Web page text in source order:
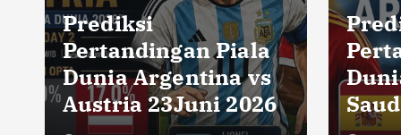
Prediksi
Pertandingan Piala
Dunia Argentina vs
Austria 23Juni 2026